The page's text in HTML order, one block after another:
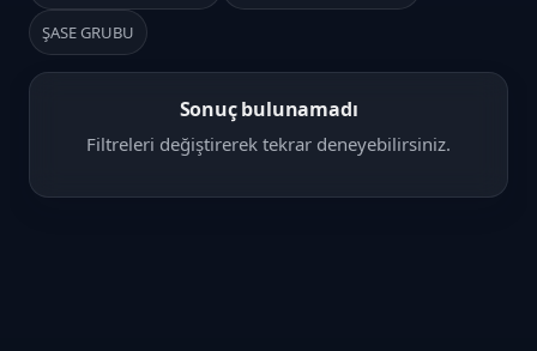
ŞASE GRUBU
Sonuç bulunamadı
Filtreleri değiştirerek tekrar deneyebilirsiniz.